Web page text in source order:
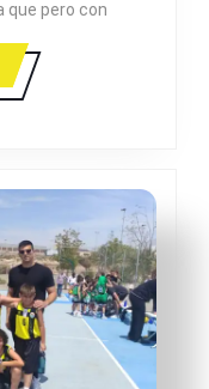
que pero con